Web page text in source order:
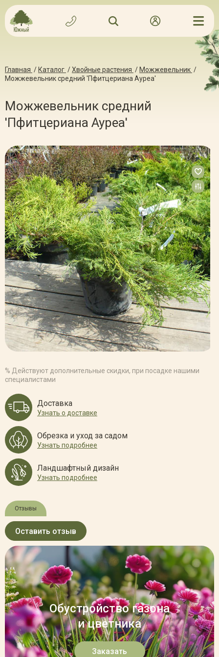
Главная / Каталог /Хвойные растения / Можжевельник /
Можжевельник средний 'Пфитцериана Ауреа'
Можжевельник средний
'Пфитцериана Ауреа'
% Действуют дополнительные скидки, при посадке нашими
специалистами
Доставка
Узнать о доставке
Обрезка и уход за садом
Узнать подробнее
Ландшафтный дизайн
Узнать подробнее
Отзывы
Оставить отзыв
Обустройство газона
и цветника
Заказать